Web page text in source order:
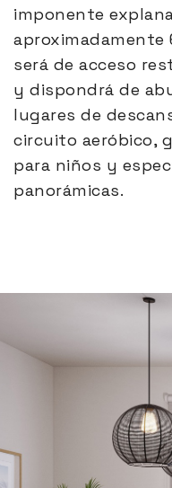
imponente
aproximadamente
será de acceso
y dispondrá de
lugares de
circuito aeróbico,
para niños y
panorámicas.